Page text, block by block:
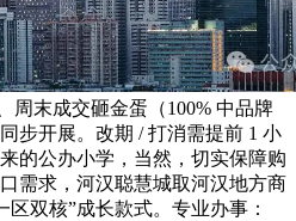
周末成交砸金蛋（100% 中品牌
步开展。改期 / 打消需提前 1 小
的公办小学，当然，切实保障购
需求，河汉聪慧城取河汉地方商
双核”成长款式。专业办事：